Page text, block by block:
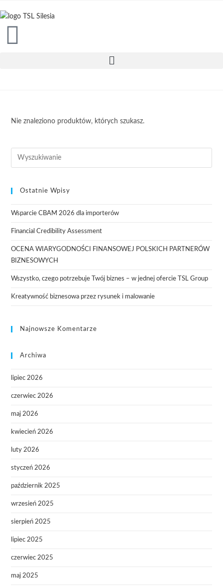
treści
Nie znaleziono produktów, których szukasz.
Ostatnie Wpisy
Wsparcie CBAM 2026 dla importerów
Financial Credibility Assessment
OCENA WIARYGODNOŚCI FINANSOWEJ POLSKICH PARTNERÓW
BIZNESOWYCH
Wszystko, czego potrzebuje Twój biznes – w jednej ofercie TSL Group
Kreatywność biznesowa przez rysunek i malowanie
Najnowsze Komentarze
Archiwa
lipiec 2026
czerwiec 2026
maj 2026
kwiecień 2026
luty 2026
styczeń 2026
październik 2025
wrzesień 2025
sierpień 2025
lipiec 2025
czerwiec 2025
maj 2025